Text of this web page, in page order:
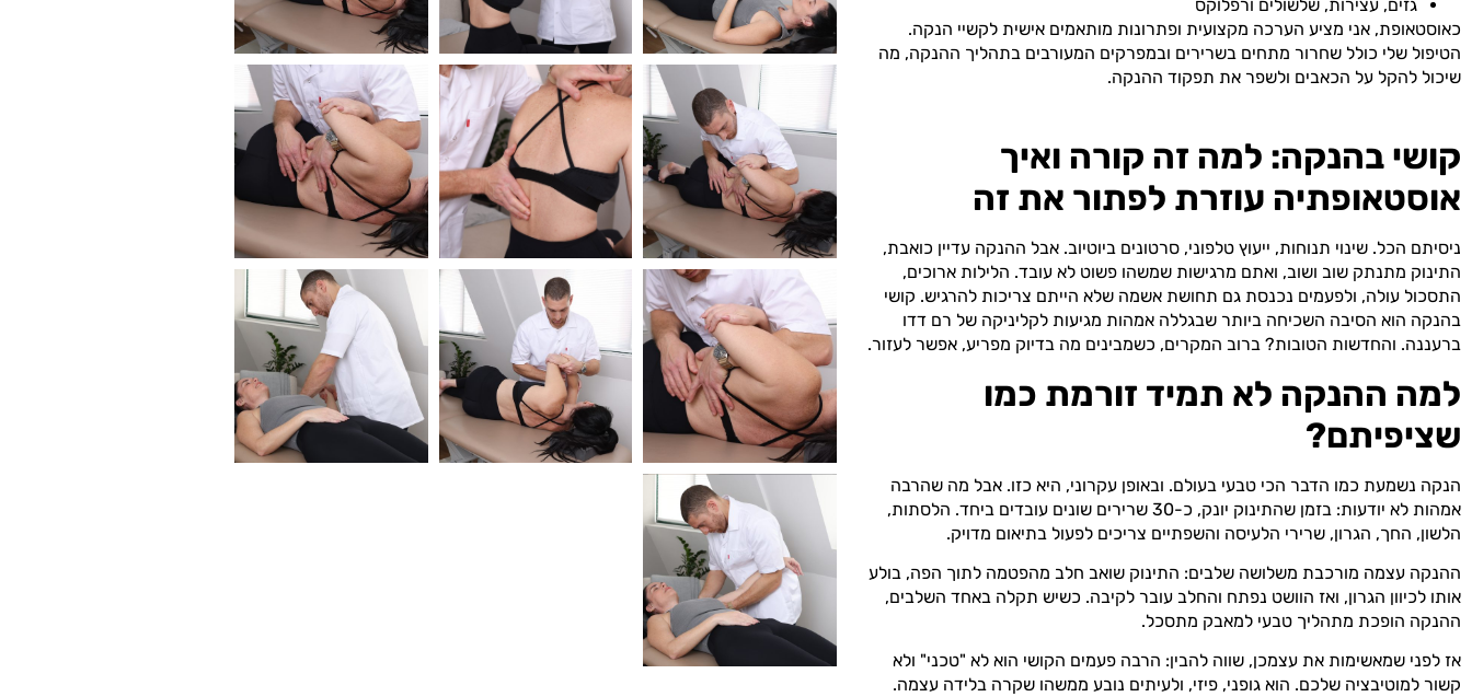
גזים, עצירות, שלשולים ורפלוקס
כאוסטאופת, אני מציע הערכה מקצועית ופתרונות מותאמים אישית לקשיי הנקה.
הטיפול שלי כולל שחרור מתחים בשרירים ובמפרקים המעורבים בתהליך ההנקה, מה
שיכול להקל על הכאבים ולשפר את תפקוד ההנקה.
קושי בהנקה: למה זה קורה ואיך
אוסטאופתיה עוזרת לפתור את זה
ניסיתם הכל. שינוי תנוחות, ייעוץ טלפוני, סרטונים ביוטיוב. אבל ההנקה עדיין כואבת,
התינוק מתנתק שוב ושוב, ואתם מרגישות שמשהו פשוט לא עובד. הלילות ארוכים,
התסכול עולה, ולפעמים נכנסת גם תחושת אשמה שלא הייתם צריכות להרגיש. קושי
בהנקה הוא הסיבה השכיחה ביותר שבגללה אמהות מגיעות לקליניקה של רם דדו
ברעננה. והחדשות הטובות? ברוב המקרים, כשמבינים מה בדיוק מפריע, אפשר לעזור.
למה ההנקה לא תמיד זורמת כמו
שציפיתם?
הנקה נשמעת כמו הדבר הכי טבעי בעולם. ובאופן עקרוני, היא כזו. אבל מה שהרבה
אמהות לא יודעות: בזמן שהתינוק יונק, כ-30 שרירים שונים עובדים ביחד. הלסתות,
הלשון, החך, הגרון, שרירי הלעיסה והשפתיים צריכים לפעול בתיאום מדויק.
ההנקה עצמה מורכבת משלושה שלבים: התינוק שואב חלב מהפטמה לתוך הפה, בולע
אותו לכיוון הגרון, ואז הוושט נפתח והחלב עובר לקיבה. כשיש תקלה באחד השלבים,
ההנקה הופכת מתהליך טבעי למאבק מתסכל.
אז לפני שמאשימות את עצמכן, שווה להבין: הרבה פעמים הקושי הוא לא "טכני" ולא
קשור למוטיבציה שלכם. הוא גופני, פיזי, ולעיתים נובע ממשהו שקרה בלידה עצמה.